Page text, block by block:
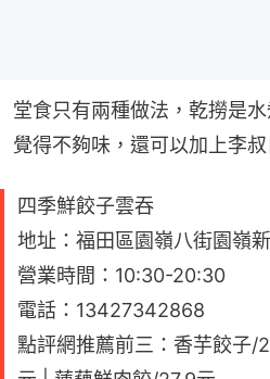
堂食只有兩種做法，乾撈是
覺得不夠味，還可以加上李叔
四季鮮餃子雲吞
地址：福田區園嶺八街園嶺
營業時間：10:30-20:30
電話：13427342868
點評網推薦前三：香芋餃子